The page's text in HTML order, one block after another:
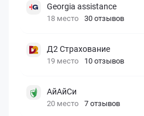
Georgia assistance
18 место 30 отзывов
Д2 Страхование
19 место 10 отзывов
АйАйСи
20 место 7 отзывов